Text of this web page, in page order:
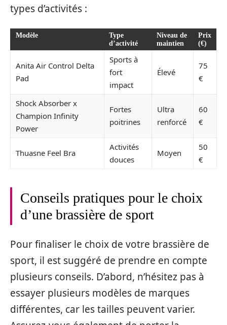
types d’activités :
Modèle
Type
d’activité
Niveau de
maintien
Prix
(€)
Anita Air Control Delta
Pad
Sports à
fort
impact
Élevé
75
€
Shock Absorber x
Champion Infinity
Power
Fortes
poitrines
Ultra
renforcé
60
€
Thuasne Feel Bra
Activités
douces
Moyen
50
€
Conseils pratiques pour le choix
d’une brassière de sport
Pour finaliser le choix de votre brassière de
sport, il est suggéré de prendre en compte
plusieurs conseils. D’abord, n’hésitez pas à
essayer plusieurs modèles de marques
différentes, car les tailles peuvent varier.